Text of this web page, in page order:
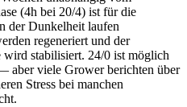
(4h bei 20/4) ist für die
der Dunkelheit laufen
regeneriert und der
stabilisiert. 24/0 ist möglich
aber viele Grower berichten über
Stress bei manchen